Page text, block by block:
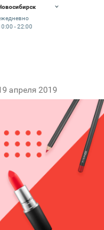
- 22:00
апреля 2019